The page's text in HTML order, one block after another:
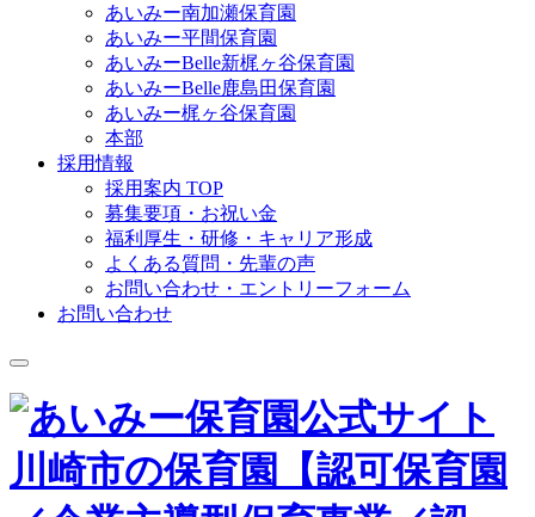
あいみー南加瀬保育園
あいみー平間保育園
あいみーBelle新梶ヶ谷保育園
あいみーBelle鹿島田保育園
あいみー梶ヶ谷保育園
本部
採用情報
採用案内 TOP
募集要項・お祝い金
福利厚生・研修・キャリア形成
よくある質問・先輩の声
お問い合わせ・エントリーフォーム
お問い合わせ